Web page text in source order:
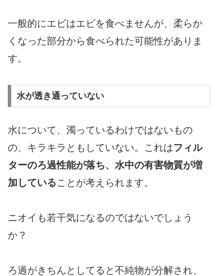
一般的にエビはエビを食べませんが、柔らか
くなった部分から食べられた可能性がありま
す。
水が透き通っていない
水について、濁っているわけではないもの
の、キラキラともしていない。これはフィル
ターのろ過性能が落ち、水中の有害物質が増
加していることが考えられます。
ニオイも若干気になるのではないでしょう
か？
ろ過がきちんとしてると不純物が分解され、